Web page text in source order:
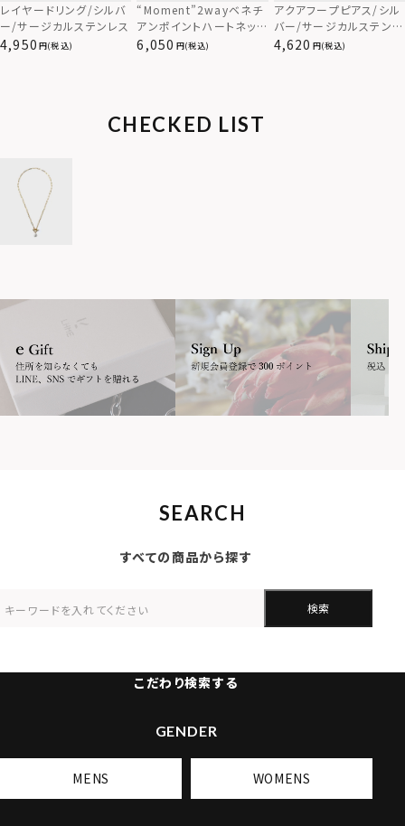
レイヤードリング/シルバ
ー/サージカルステンレス
4,950 (税込)
“Moment”2wayベネチ
アンポイントハートネック
レス/シルバー/サージカ
6,050 (税込)
アクアフープピアス/シル
バー/サージカルステンレ
ス316L
4,620 (税込)
CHECKED LIST
SEARCH
すべての商品から探す
検索
こだわり検索する
GENDER
MENS WOMENS